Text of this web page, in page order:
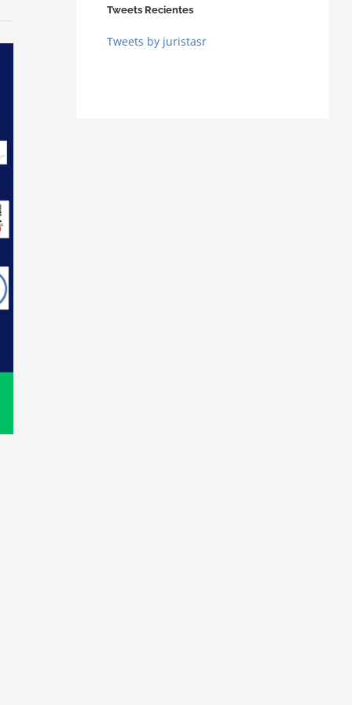
Tweets Recientes
Tweets by juristasr